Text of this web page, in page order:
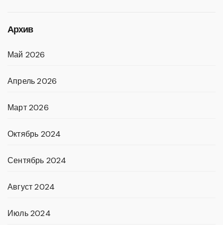
Архив
Май 2026
Апрель 2026
Март 2026
Октябрь 2024
Сентябрь 2024
Август 2024
Июль 2024